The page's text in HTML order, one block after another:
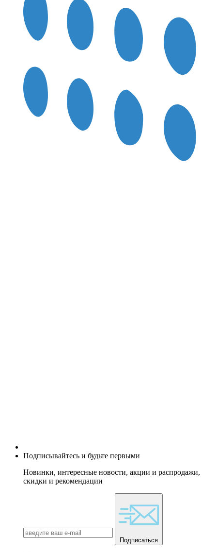
Подписывайтесь и будьте первыми
Новинки, интересные новости, акции и распродажи,
скидки и рекомендации
Подписаться